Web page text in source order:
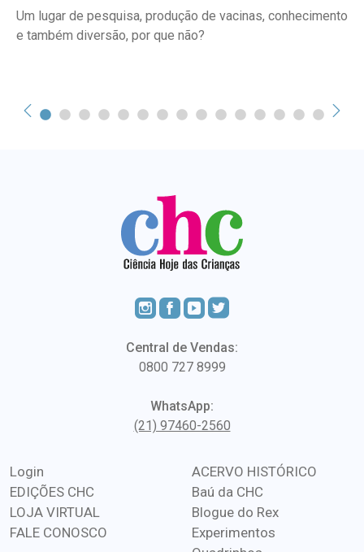
Um lugar de pesquisa, produção de vacinas, conhecimento
e também diversão, por que não?
Central de Vendas:
0800 727 8999
WhatsApp:
(21) 97460-2560
Login
EDIÇÕES CHC
LOJA VIRTUAL
FALE CONOSCO
ACERVO HISTÓRICO
Baú da CHC
Blogue do Rex
Experimentos